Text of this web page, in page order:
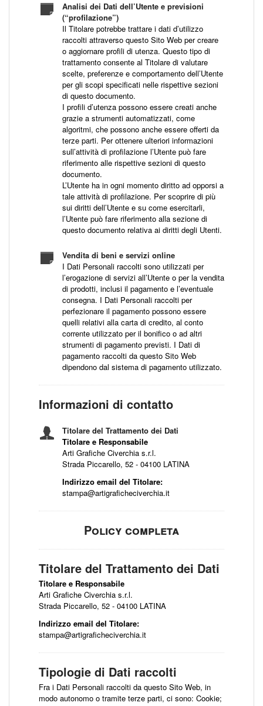
Analisi dei Dati dell’Utente e previsioni
(“profilazione”)
Il Titolare potrebbe trattare i dati d’utilizzo
raccolti attraverso questo Sito Web per creare
o aggiornare profili di utenza. Questo tipo di
trattamento consente al Titolare di valutare
scelte, preferenze e comportamento dell’Utente
per gli scopi specificati nelle rispettive sezioni
di questo documento.
I profili d’utenza possono essere creati anche
grazie a strumenti automatizzati, come
algoritmi, che possono anche essere offerti da
terze parti. Per ottenere ulteriori informazioni
sull’attività di profilazione l’Utente può fare
riferimento alle rispettive sezioni di questo
documento.
L’Utente ha in ogni momento diritto ad opporsi a
tale attività di profilazione. Per scoprire di più
sui diritti dell’Utente e su come esercitarli,
l’Utente può fare riferimento alla sezione di
questo documento relativa ai diritti degli Utenti.
Vendita di beni e servizi online
I Dati Personali raccolti sono utilizzati per
l’erogazione di servizi all’Utente o per la vendita
di prodotti, inclusi il pagamento e l’eventuale
consegna. I Dati Personali raccolti per
perfezionare il pagamento possono essere
quelli relativi alla carta di credito, al conto
corrente utilizzato per il bonifico o ad altri
strumenti di pagamento previsti. I Dati di
pagamento raccolti da questo Sito Web
dipendono dal sistema di pagamento utilizzato.
Informazioni di contatto
Titolare del Trattamento dei Dati
Titolare e Responsabile
Arti Grafiche Civerchia s.r.l.
Strada Piccarello, 52 - 04100 LATINA
Indirizzo email del Titolare:
stampa@artigraficheciverchia.it
Policy completa
Titolare del Trattamento dei Dati
Titolare e Responsabile
Arti Grafiche Civerchia s.r.l.
Strada Piccarello, 52 - 04100 LATINA
Indirizzo email del Titolare:
stampa@artigraficheciverchia.it
Tipologie di Dati raccolti
Fra i Dati Personali raccolti da questo Sito Web, in
modo autonomo o tramite terze parti, ci sono: Cookie;